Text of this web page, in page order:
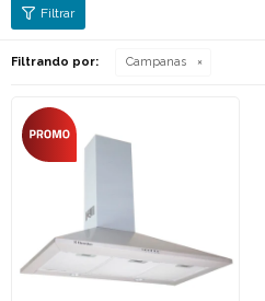
Filtrando por: Campanas